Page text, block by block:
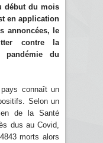
début du mois
en application
annoncées, le
contre la
pandémie du
connaît un
Selon un
de la Santé
dus au Covid,
morts alors